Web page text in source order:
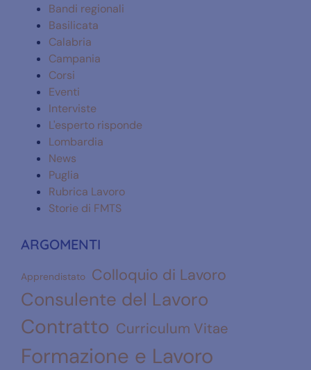
Bandi regionali
Basilicata
Calabria
Campania
Corsi
Eventi
Interviste
L'esperto risponde
Lombardia
News
Puglia
Rubrica Lavoro
Storie di FMTS
ARGOMENTI
Apprendistato Colloquio di Lavoro
Consulente del Lavoro
Contratto Curriculum Vitae
Formazione e Lavoro